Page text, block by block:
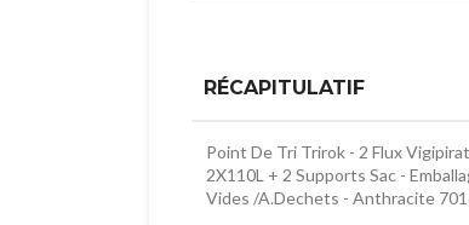
RÉCAPITULATIF
Point De Tri Trirok - 2 Flux
2X110L + 2 Supports Sac -
Vides /A.Dechets - Anthracite